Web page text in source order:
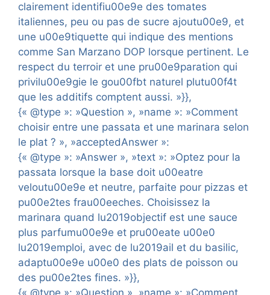
clairement identifiu00e9e des tomates
italiennes, peu ou pas de sucre ajoutu00e9, et
une u00e9tiquette qui indique des mentions
comme San Marzano DOP lorsque pertinent. Le
respect du terroir et une pru00e9paration qui
privilu00e9gie le gou00fbt naturel plutu00f4t
que les additifs comptent aussi. »}},
{« @type »: »Question », »name »: »Comment
choisir entre une passata et une marinara selon
le plat ? », »acceptedAnswer »:
{« @type »: »Answer », »text »: »Optez pour la
passata lorsque la base doit u00eatre
veloutu00e9e et neutre, parfaite pour pizzas et
pu00e2tes frau00eeches. Choisissez la
marinara quand lu2019objectif est une sauce
plus parfumu00e9e et pru00eate u00e0
lu2019emploi, avec de lu2019ail et du basilic,
adaptu00e9e u00e0 des plats de poisson ou
des pu00e2tes fines. »}},